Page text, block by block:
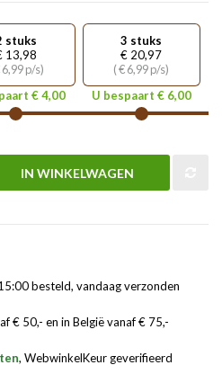
stuks
13,98
6,99 p/s)
€ 4,00
3 stuks
€ 20,97
( € 6,99 p/s)
U bespaart € 6,00
IN WINKELWAGEN
besteld, vandaag verzonden
€ 50,- en in België vanaf € 75,-
, WebwinkelKeur geverifieerd